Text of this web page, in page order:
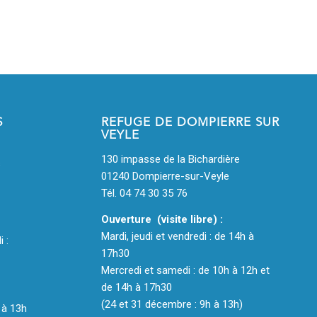
:
13h
REFUGE DE DOMPIERRE SUR
VEYLE
130 impasse de la Bichardière
01240 Dompierre-sur-Veyle
Tél. 04 74 30 35 76
Ouverture (visite libre) :
Mardi, jeudi et vendredi : de 14h à
17h30
Mercredi et samedi : de 10h à 12h et
de 14h à 17h30
(24 et 31 décembre : 9h à 13h)